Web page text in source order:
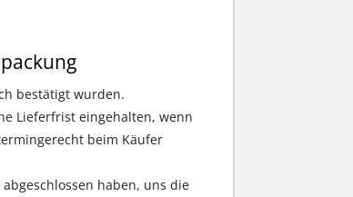
bestätigt wurden.
Lieferfrist eingehalten, wenn
beim Käufer
haben, uns die